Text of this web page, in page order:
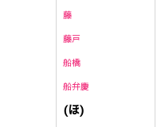
藤
藤戸
船橋
船弁慶
(ほ)